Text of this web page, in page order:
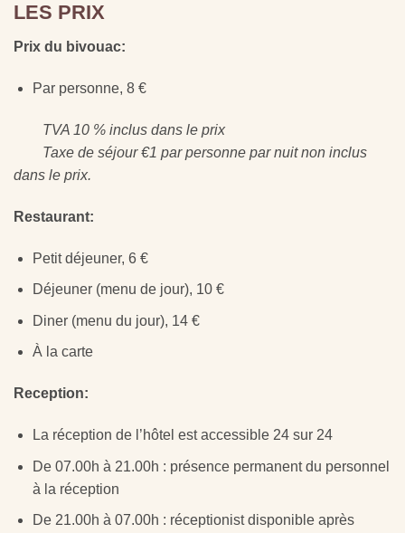
LES PRIX
Prix du bivouac:
Par personne, 8 €
TVA 10 % inclus dans le prix
Taxe de séjour €1 par personne par nuit non inclus
dans le prix.
Restaurant:
Petit déjeuner, 6 €
Déjeuner (menu de jour), 10 €
Diner (menu du jour), 14 €
À la carte
Reception:
La réception de l’hôtel est accessible 24 sur 24
De 07.00h à 21.00h : présence permanent du personnel
à la réception
De 21.00h à 07.00h : réceptionist disponible après